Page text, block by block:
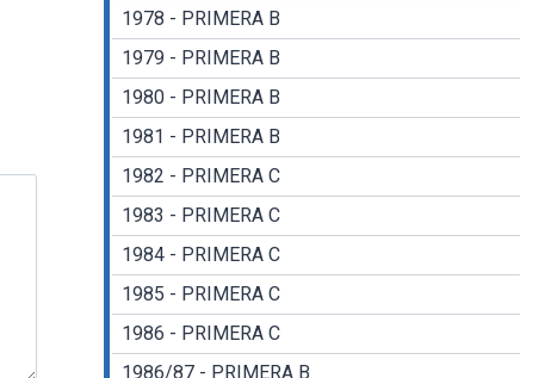
1978 - PRIMERA B
1979 - PRIMERA B
1980 - PRIMERA B
1981 - PRIMERA B
1982 - PRIMERA C
1983 - PRIMERA C
1984 - PRIMERA C
1985 - PRIMERA C
1986 - PRIMERA C
1986/87 - PRIMERA B